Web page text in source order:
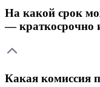
На какой срок
— краткосрочно
Какая комиссия